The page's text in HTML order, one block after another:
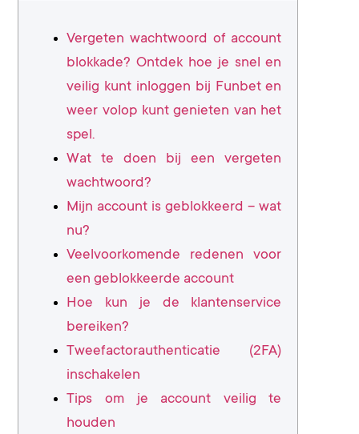
Vergeten wachtwoord of account
blokkade? Ontdek hoe je snel en
veilig kunt inloggen bij Funbet en
weer volop kunt genieten van het
spel.
Wat te doen bij een vergeten
wachtwoord?
Mijn account is geblokkeerd – wat
nu?
Veelvoorkomende redenen voor
een geblokkeerde account
Hoe kun je de klantenservice
bereiken?
Tweefactorauthenticatie (2FA)
inschakelen
Tips om je account veilig te
houden